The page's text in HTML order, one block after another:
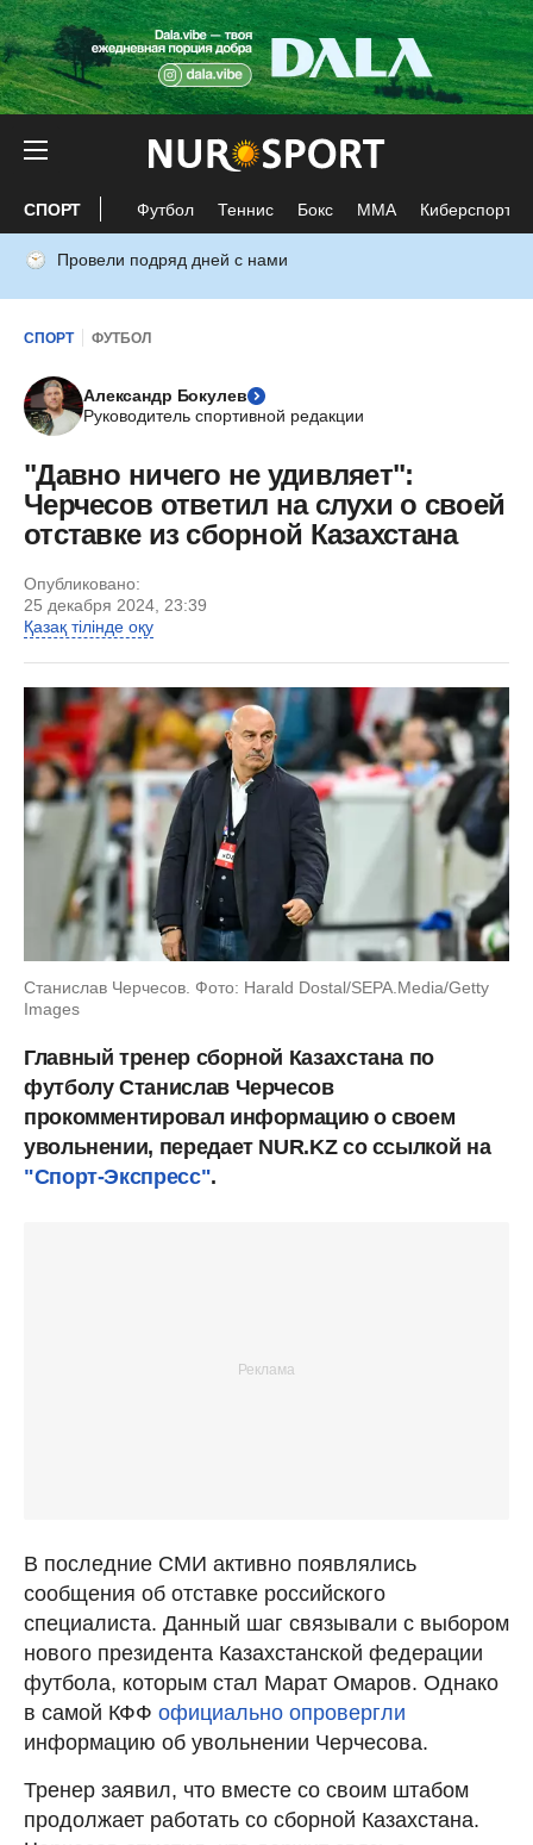
СПОРТ Футбол Теннис Бокс ММА Киберспорт
Провели подряд дней с нами
СПОРТ ФУТБОЛ
Александр Бокулев
Руководитель спортивной редакции
"Давно ничего не удивляет":
Черчесов ответил на слухи о своей
отставке из сборной Казахстана
Опубликовано:
25 декабря 2024, 23:39
Қазақ тілінде оқу
Станислав Черчесов. Фото: Harald Dostal/SEPA.Media/Getty
Images
Главный тренер сборной Казахстана по
футболу Станислав Черчесов
прокомментировал информацию о своем
увольнении, передает NUR.KZ со ссылкой на
"Спорт-Экспресс".
В последние СМИ активно появлялись
сообщения об отставке российского
специалиста. Данный шаг связывали с выбором
нового президента Казахстанской федерации
футбола, которым стал Марат Омаров. Однако
в самой КФФ официально опровергли
информацию об увольнении Черчесова.
Тренер заявил, что вместе со своим штабом
продолжает работать со сборной Казахстана.